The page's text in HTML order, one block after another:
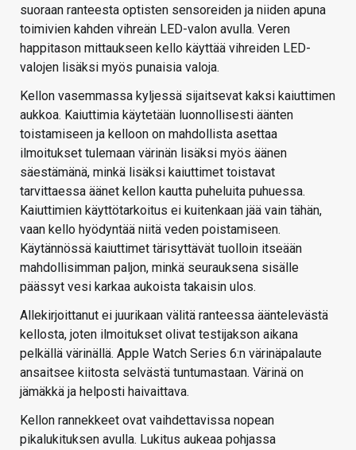
suoraan ranteesta optisten sensoreiden ja niiden apuna
toimivien kahden vihreän LED-valon avulla. Veren
happitason mittaukseen kello käyttää vihreiden LED-
valojen lisäksi myös punaisia valoja.
Kellon vasemmassa kyljessä sijaitsevat kaksi kaiuttimen
aukkoa. Kaiuttimia käytetään luonnollisesti äänten
toistamiseen ja kelloon on mahdollista asettaa
ilmoitukset tulemaan värinän lisäksi myös äänen
säestämänä, minkä lisäksi kaiuttimet toistavat
tarvittaessa äänet kellon kautta puheluita puhuessa.
Kaiuttimien käyttötarkoitus ei kuitenkaan jää vain tähän,
vaan kello hyödyntää niitä veden poistamiseen.
Käytännössä kaiuttimet tärisyttävät tuolloin itseään
mahdollisimman paljon, minkä seurauksena sisälle
päässyt vesi karkaa aukoista takaisin ulos.
Allekirjoittanut ei juurikaan välitä ranteessa ääntelevästä
kellosta, joten ilmoitukset olivat testijakson aikana
pelkällä värinällä. Apple Watch Series 6:n värinäpalaute
ansaitsee kiitosta selvästä tuntumastaan. Värinä on
jämäkkä ja helposti haivaittava.
Kellon rannekkeet ovat vaihdettavissa nopean
pikalukituksen avulla. Lukitus aukeaa pohjassa